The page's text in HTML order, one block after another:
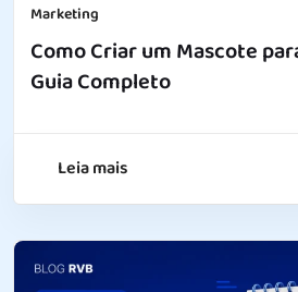
Marketing
Como Criar um Mascote
Guia Completo
Leia mais